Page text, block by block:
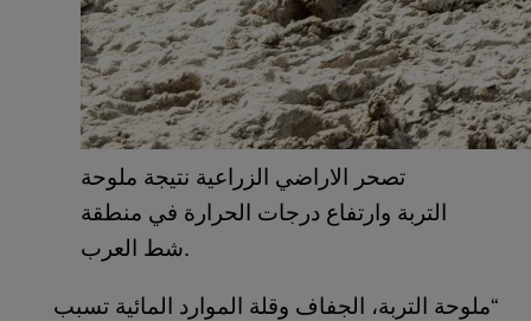
تصحر الاراضي الزراعية نتيجة ملوحة
التربة وارتفاع درجات الحرارة في منطقة
شط العرب.
“ملوحة التربة، الجفاف وقلة الموارد المائية تسبب